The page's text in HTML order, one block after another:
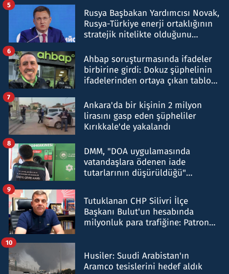
Rusya Başbakan Yardımcısı Novak,
Rusya-Türkiye enerji ortaklığının
stratejik nitelikte olduğunu
5
Ahbap soruşturmasında ifadeler
birbirine girdi: Dokuz şüphelinin
ifadelerinden ortaya çıkan tablo
6
Ankara'da bir kişinin 2 milyon
lirasını gasp eden şüpheliler
Kırıkkale'de yakalandı
7
DMM, "DOA uygulamasında
vatandaşlara ödenen iade
tutarlarının düşürüldüğü"
8
Tutuklanan CHP Silivri İlçe
Başkanı Bulut'un hesabında
milyonluk para trafiğine: Patron
9
Husiler: Suudi Arabistan'ın
Aramco tesislerini hedef aldık
10